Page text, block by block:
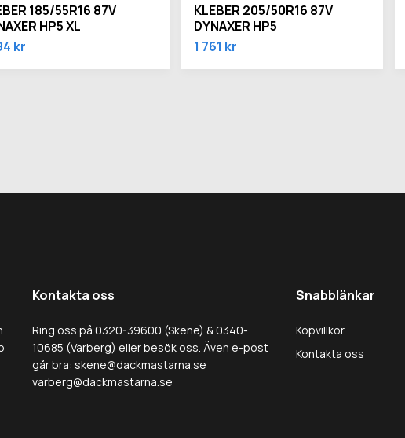
185/55R16 87V
HP5 XL
kr
KLEBER 205/50R16 87V
DYNAXER HP5
1 761 kr
Kontakta oss
Ring oss på 0320-39600 (Skene) & 0340-
10685 (Varberg) eller besök oss. Även e-post
går bra: skene@dackmastarna.se
varberg@dackmastarna.se
Snabblänkar
Köpvillkor
Kontakta oss